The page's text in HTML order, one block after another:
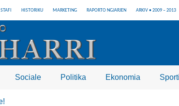
STAFI HISTORIKU MARKETING RAPORTO NGJARJEN ARKIV • 2009 – 2013
Sociale Politika Ekonomia Sporti